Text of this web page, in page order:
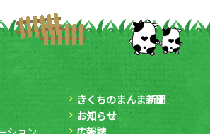
きくちのまんま新聞
お知らせ